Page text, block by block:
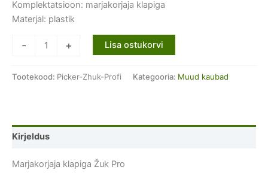
Komplektatsioon: marjakorjaja klapiga
Materjal: plastik
-
Marjakorjaja
+ Lisa ostukorvi
Tootekood: Picker-Zhuk-Profi Kategooria: Muud kaubad
Kirjeldus
Marjakorjaja klapiga Žuk Pro